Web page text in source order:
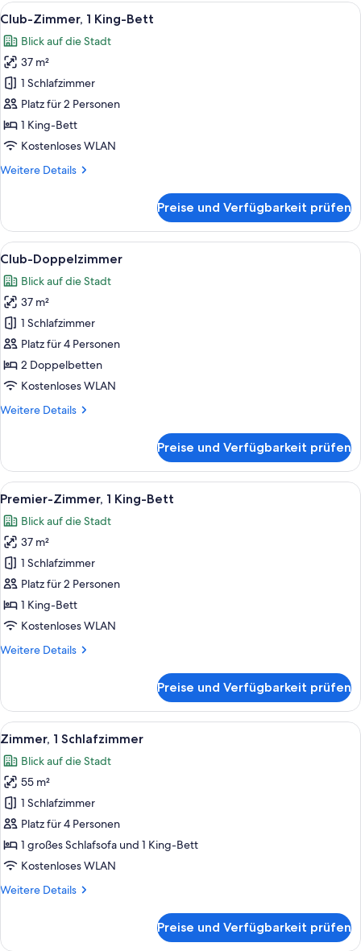
Alle
Fotos
für
Club-
Zimmer,
1 King-
Bett
anzeigen
Ein Hotelzimmer mit einem großen
10
Club-Zimmer, 1 King-Bett
Blick auf die Stadt
37 m²
1 Schlafzimmer
Platz für 2 Personen
1 King-Bett
Kostenloses WLAN
Weitere Details
Weitere
Zimmer,
1 King-
Bett
Preise und Verfügbarkeit prüfen
Alle
Fotos
für
Club-
Doppelzimmer
anzeigen
Ein Hotelzimmer mit einem Bett,
9
Club-Doppelzimmer
Blick auf die Stadt
37 m²
1 Schlafzimmer
Platz für 4 Personen
2 Doppelbetten
Kostenloses WLAN
Weitere Details
Weitere
Doppelzimmer
Preise und Verfügbarkeit prüfen
Alle
Fotos
für
Premier-
Zimmer,
1 King-
Bett
anzeigen
Ein Hotelzimmer mit einem großen
7
Premier-Zimmer, 1 King-Bett
Blick auf die Stadt
37 m²
1 Schlafzimmer
Platz für 2 Personen
1 King-Bett
Kostenloses WLAN
Weitere Details
Weitere
Zimmer,
1 King-
Bett
Preise und Verfügbarkeit prüfen
Alle
Fotos
für
Zimmer,
Schlafzimmer
anzeigen
Ein stilvoll eingerichtetes
5
Zimmer, 1 Schlafzimmer
Blick auf die Stadt
55 m²
1 Schlafzimmer
Platz für 4 Personen
1 großes Schlafsofa und 1 King-Bett
Kostenloses WLAN
Weitere Details
Weitere
1
Preise und Verfügbarkeit prüfen